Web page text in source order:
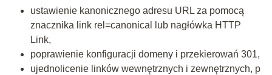
ustawienie kanonicznego adresu URL za pomocą
znacznika link rel=canonical lub nagłówka HTTP
Link,
poprawienie konfiguracji domeny i przekierowań 301,
ujednolicenie linków wewnętrznych i zewnętrznych, p